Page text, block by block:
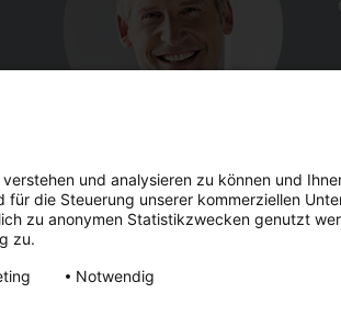
dei
und analysieren zu können und
die Steuerung unserer kommerziellen
zu anonymen Statistikzwecken genutzt
zu.
Notwendig